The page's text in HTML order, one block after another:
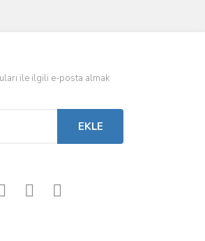
ile ilgili e-posta almak
EKLE